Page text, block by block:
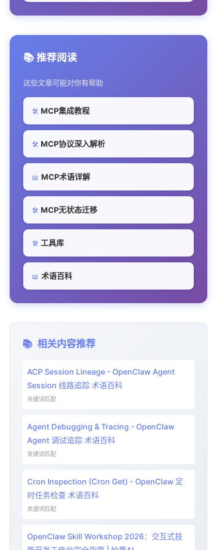
📚 推荐阅读
这些文章可能对你有帮助
🛠️ MCP集成教程
🛠️ MCP协议深入解析
📖 MCP术语详解
🛠️ MCP无状态迁移
🛠️ 工具库
📖 术语百科
📚 相关内容推荐
ACP Session Lineage - OpenClaw Agent
Session 线路追踪 术语百科
关键词匹配
Agent Debugging & Tracing - OpenClaw
Agent 调试追踪 术语百科
关键词匹配
Cron Inspection (Cron Get) - OpenClaw 定
时任务检查 术语百科
关键词匹配
OpenClaw Skill Workshop 2026：交互式技